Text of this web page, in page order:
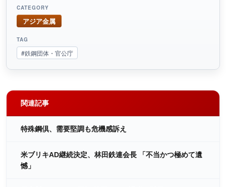
CATEGORY
アジア金属
TAG
#鉄鋼団体・官公庁
関連記事
特殊鋼倶、需要堅調も危機感訴え
米ブリキAD継続決定、林田鉄連会長 「不当かつ極めて遺
憾」